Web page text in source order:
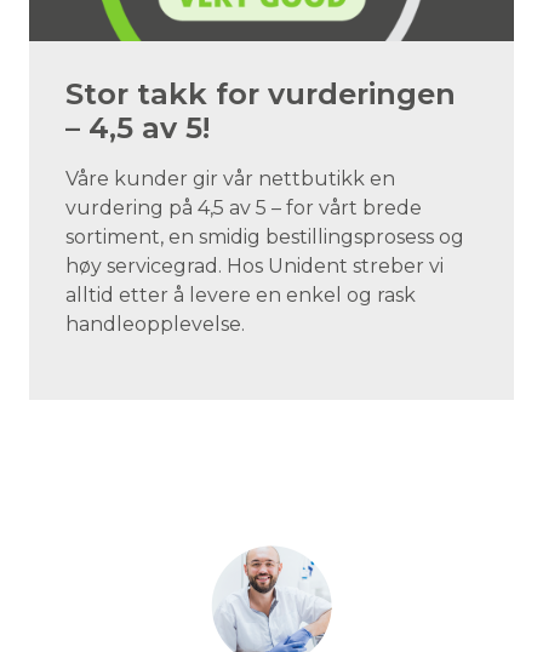
Stor takk for vurderingen
– 4,5 av 5!
Våre kunder gir vår nettbutikk en
vurdering på 4,5 av 5 – for vårt brede
sortiment, en smidig bestillingsprosess og
høy servicegrad. Hos Unident streber vi
alltid etter å levere en enkel og rask
handleopplevelse.